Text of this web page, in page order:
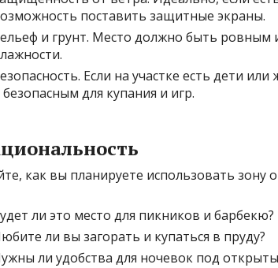
поставить защитные экраны.
и грунт. Место должно быть ровным
Если на участке есть дети
безопасным для купания и игр.
как вы планируете использовать зону
ли это место для пикников и барбекю?
ли вы загорать и купаться в пруду?
ли удобства для ночевок под